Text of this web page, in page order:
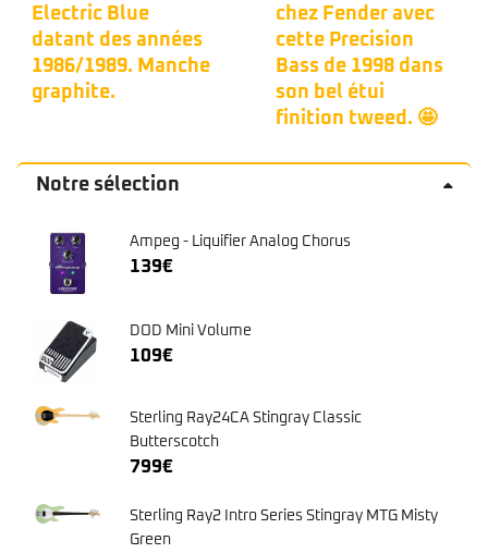
Electric Blue
datant des années
1986/1989. Manche
graphite.
chez Fender avec
cette Precision
Bass de 1998 dans
son bel étui
finition tweed. 🤩
Notre sélection
Ampeg - Liquifier Analog Chorus
139€
DOD Mini Volume
109€
Sterling Ray24CA Stingray Classic
Butterscotch
799€
Sterling Ray2 Intro Series Stingray MTG Misty
Green